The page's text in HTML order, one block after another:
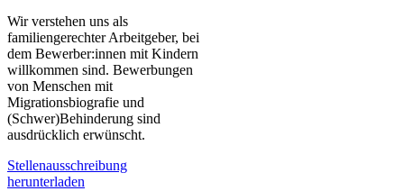
Wir verstehen uns als
familiengerechter Arbeitgeber, bei
dem Bewerber:innen mit Kindern
willkommen sind. Bewerbungen
von Menschen mit
Migrationsbiografie und
(Schwer)Behinderung sind
ausdrücklich erwünscht.
Stellenausschreibung
herunterladen